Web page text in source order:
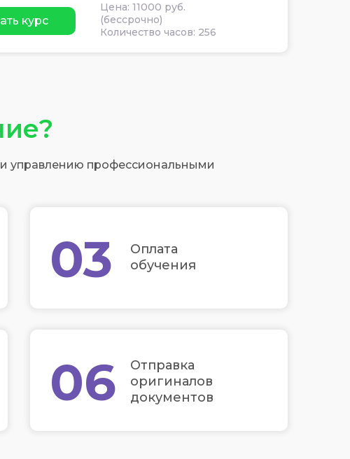
Цена: 11000 руб.
(бессрочно)
Количество часов: 256
курс
управлению профессиональными
03
06
Оплата
обучения
Отправка
оригиналов
документов